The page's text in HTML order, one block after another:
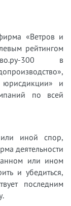
«Ветров и
рейтингом
300 в
и
по всей
иной спор,
деятельности
или ином
и убедиться,
последним